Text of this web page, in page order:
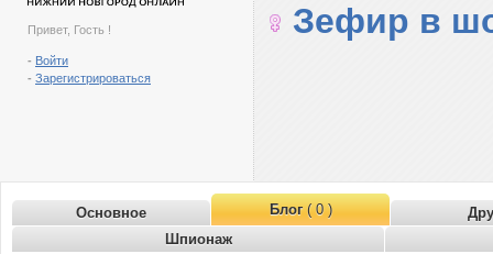
Привет, Гость !
- Войти
- Зарегистрироваться
Зефир в
Основное Блог( 0 )
Шпионаж